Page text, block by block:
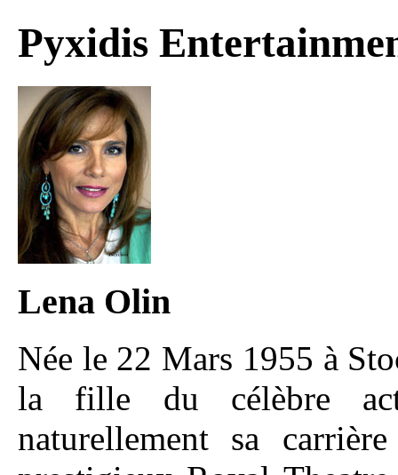
Pyxidis
Lena Olin
Née le 22 Mars 1955 à
la fille du célèbre
naturellement sa